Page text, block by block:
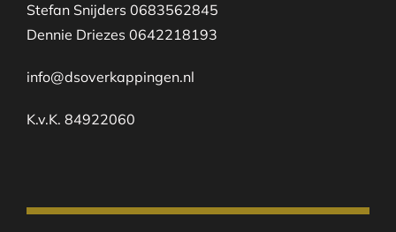
Stefan Snijders 0683562845
Dennie Driezes 0642218193
info@dsoverkappingen.nl
K.v.K. 84922060